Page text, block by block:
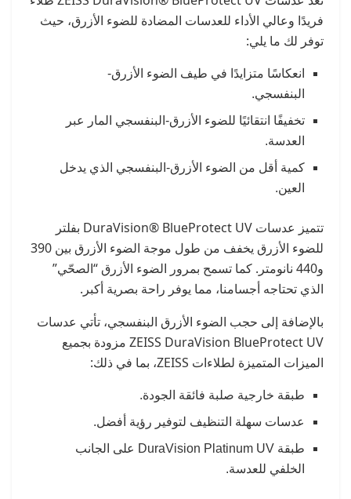
فريدًا وعالي الأداء للعدسات المضادة للضوء الأزرق، حيث
توفر لك ما يلي:
انعكاسًا متزايدًا في طيف الضوء الأزرق-
البنفسجي.
تخفيفًا انتقائيًا للضوء الأزرق-البنفسجي المار عبر
العدسة.
كمية أقل من الضوء الأزرق-البنفسجي الذي يدخل
العين.
تتميز عدسات DuraVision® BlueProtect UV بفلتر
للضوء الأزرق يخفف من طول موجة الضوء الأزرق بين 390
و440 نانومتر. كما تسمح بمرور الضوء الأزرق “الصحّي”
الذي تحتاجه أجسامنا، مما يوفر راحة بصرية أكبر.
بالإضافة إلى حجب الضوء الأزرق البنفسجي، تأتي عدسات
ZEISS DuraVision BlueProtect UV مزودة بجميع
الميزات المتميزة لطلاءات ZEISS، بما في ذلك:
طبقة خارجية صلبة فائقة الجودة.
عدسات سهلة التنظيف لتوفير رؤية أفضل.
طبقة DuraVision Platinum UV على الجانب
الخلفي للعدسة.